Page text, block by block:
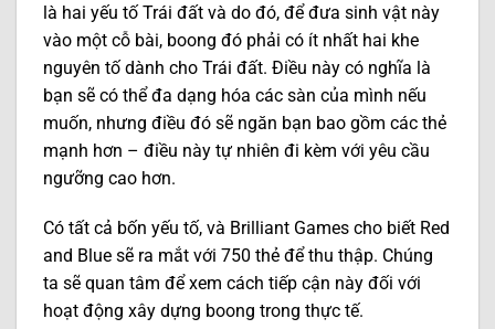
là hai yếu tố Trái đất và do đó, để đưa sinh vật này
vào một cỗ bài, boong đó phải có ít nhất hai khe
nguyên tố dành cho Trái đất. Điều này có nghĩa là
bạn sẽ có thể đa dạng hóa các sàn của mình nếu
muốn, nhưng điều đó sẽ ngăn bạn bao gồm các thẻ
mạnh hơn – điều này tự nhiên đi kèm với yêu cầu
ngưỡng cao hơn.
Có tất cả bốn yếu tố, và Brilliant Games cho biết Red
and Blue sẽ ra mắt với 750 thẻ để thu thập. Chúng
ta sẽ quan tâm để xem cách tiếp cận này đối với
hoạt động xây dựng boong trong thực tế.